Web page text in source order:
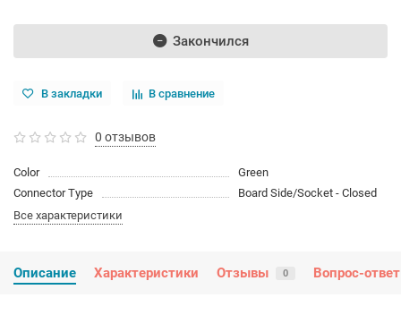
Закончился
В закладки В сравнение
0 отзывов
Color
Green
Connector Type
Board Side/Socket - Closed
Все характеристики
Описание Характеристики Отзывы 0 Вопрос-ответ